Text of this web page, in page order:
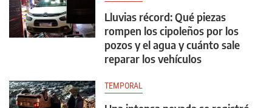
Lluvias récord: Qué piezas
rompen los cipoleños por los
pozos y el agua y cuánto sale
reparar los vehículos
TEMPORAL